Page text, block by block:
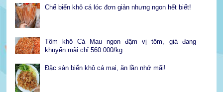
Chế biến khô cá lóc đơn giản nhưng ngon hết biết!
Tôm khô Cà Mau ngon đậm vị tôm, giá đang
khuyến mãi chỉ 560.000/kg
Đặc sản biển khô cá mai, ăn lần nhớ mãi!